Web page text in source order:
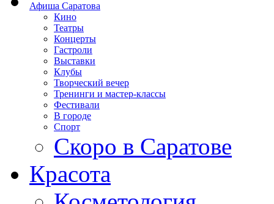
Афиша Саратова
Кино
Театры
Концерты
Гастроли
Выставки
Клубы
Творческий вечер
Тренинги и мастер-классы
Фестивали
В городе
Спорт
Скоро в Саратове
Красота